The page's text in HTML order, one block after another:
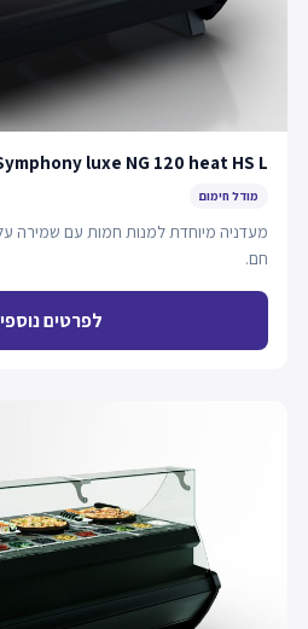
luxe NG 120 heat HS L
מודל חימום
מעדניה מיוחדת למנות חמות עם שמירה
חם.
לפרטים